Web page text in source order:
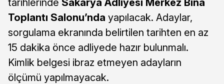
tarihlerinde Sakarya Adliyesi Merkez Bina
Toplantı Salonu’nda yapılacak. Adaylar,
sorgulama ekranında belirtilen tarihten en az
15 dakika önce adliyede hazır bulunmalı.
Kimlik belgesi ibraz etmeyen adayların
ölçümü yapılmayacak.